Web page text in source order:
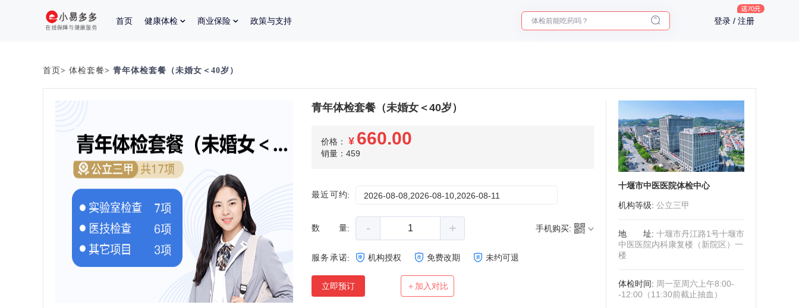
首页 健康体检 商业保险 政策与支持
十大理由告诉你为什么要买保险
登录 / 注册
首页> 体检套餐> 青年体检套餐（未婚女＜40岁）
青年体检套餐（未婚女＜40岁）
价格： ¥ 660.00
销量：459
最近可约: 2026-08-08,2026-08-10,2026-08-11
数量: - + 手机购买:
服务承诺: 机构授权 免费改期 未约可退
立即预订 ＋加入对比
十堰市中医医院体检中心
机构等级: 公立三甲
地址: 十堰市丹江路1号十堰市
中医医院内科康复楼（新院区）一
楼
体检时间: 周一至周六上午8:00-
-12:00（11:30前截止抽血）